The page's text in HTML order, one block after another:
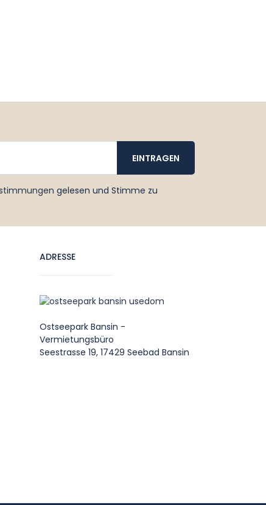
gelesen und Stimme zu
ADRESSE
Ostseepark Bansin -
Vermietungsbüro
Seestrasse 19, 17429 Seebad Bansin